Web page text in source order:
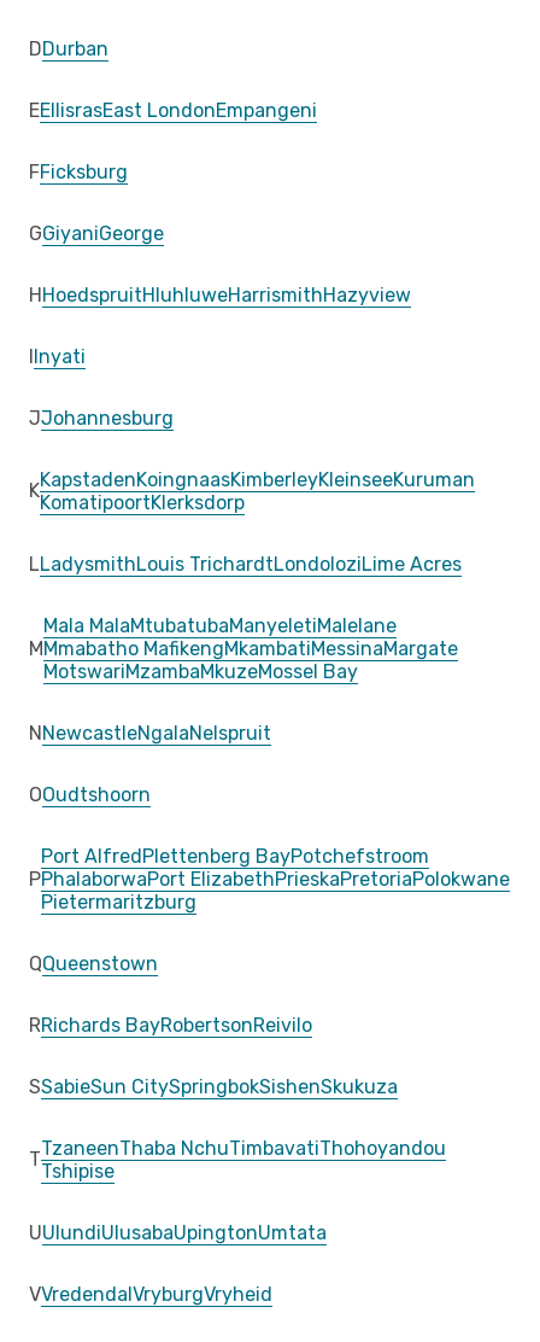
DDurban
EEllisrasEast LondonEmpangeni
FFicksburg
GGiyaniGeorge
HHoedspruitHluhluweHarrismithHazyview
IInyati
JJohannesburg
KKapstadenKoingnaasKimberleyKleinseeKuruman
KomatipoortKlerksdorp
LLadysmithLouis TrichardtLondoloziLime Acres
M
Mala MalaMtubatubaManyeletiMalelane
Mmabatho MafikengMkambatiMessinaMargate
MotswariMzambaMkuzeMossel Bay
NNewcastleNgalaNelspruit
OOudtshoorn
P
Port AlfredPlettenberg BayPotchefstroom
PhalaborwaPort ElizabethPrieskaPretoriaPolokwane
Pietermaritzburg
QQueenstown
RRichards BayRobertsonReivilo
SSabieSun CitySpringbokSishenSkukuza
TTzaneenThaba NchuTimbavatiThohoyandou
Tshipise
UUlundiUlusabaUpingtonUmtata
VVredendalVryburgVryheid